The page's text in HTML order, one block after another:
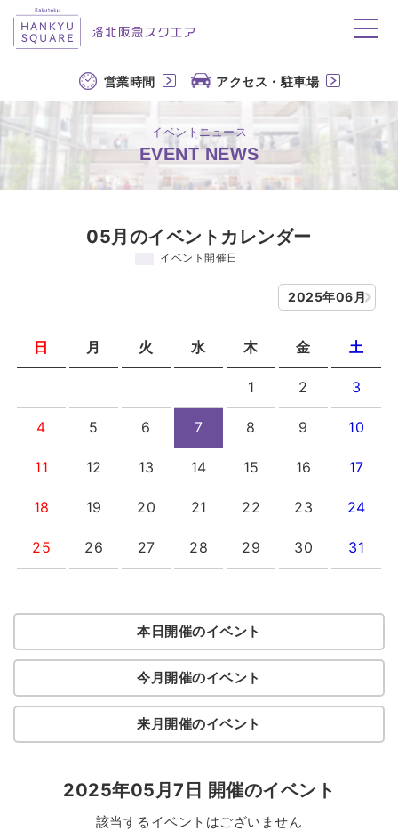
洛北阪急スクエア
営業時間 アクセス・駐車場
イベントニュース
EVENT NEWS
05月のイベントカレンダー
イベント開催日
2025年06月
日 月 火 水 木 金 土
1 2 3
4 5 6 7 8 9 10
11 12 13 14 15 16 17
18 19 20 21 22 23 24
25 26 27 28 29 30 31
本日開催のイベント
今月開催のイベント
来月開催のイベント
2025年05月7日 開催のイベント
該当するイベントはございません